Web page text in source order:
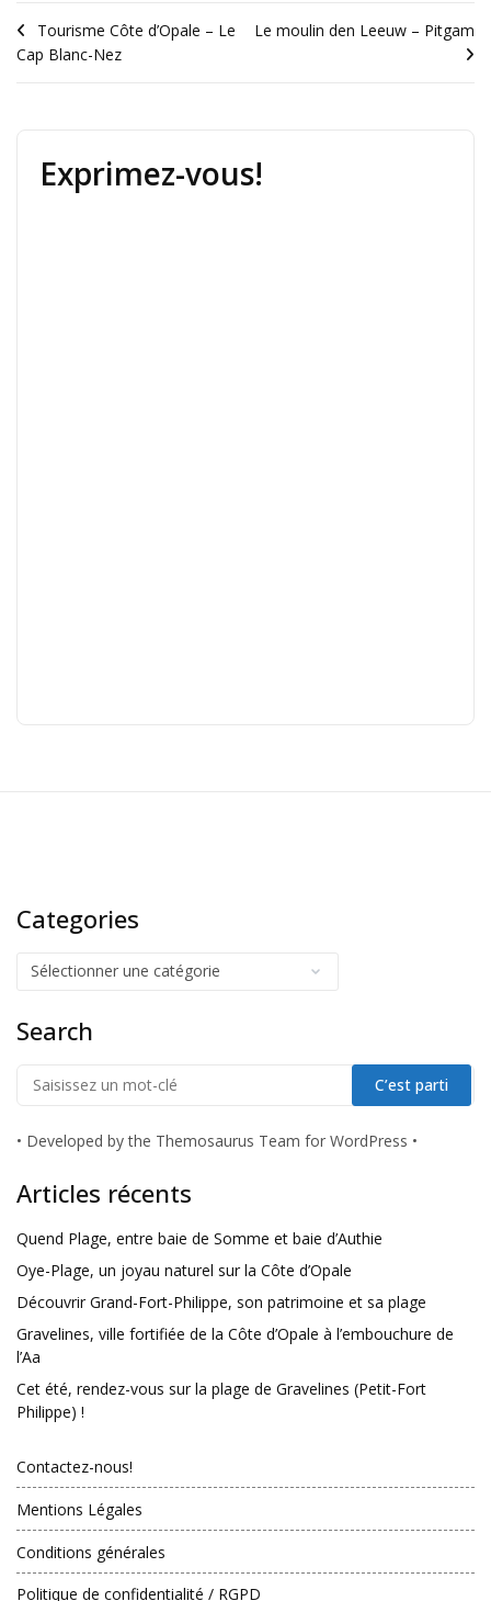
Tourisme Côte d’Opale – Le
Cap Blanc-Nez
Le moulin den Leeuw – Pitgam
Exprimez-vous!
Categories
Search
• Developed by the Themosaurus Team for WordPress •
Articles récents
Quend Plage, entre baie de Somme et baie d’Authie
Oye-Plage, un joyau naturel sur la Côte d’Opale
Découvrir Grand-Fort-Philippe, son patrimoine et sa plage
Gravelines, ville fortifiée de la Côte d’Opale à l’embouchure de
l’Aa
Cet été, rendez-vous sur la plage de Gravelines (Petit-Fort
Philippe) !
Contactez-nous!
Mentions Légales
Conditions générales
Politique de confidentialité / RGPD